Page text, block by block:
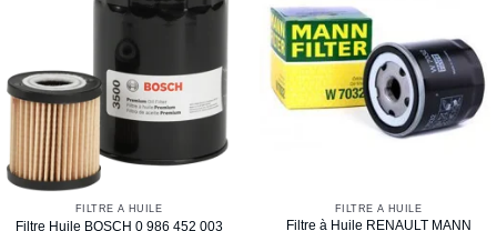
FILTRE À HUILE
Filtre Huile BOSCH 0 986 452 003
FILTRE À HUILE
Filtre à Huile RENAULT MANN